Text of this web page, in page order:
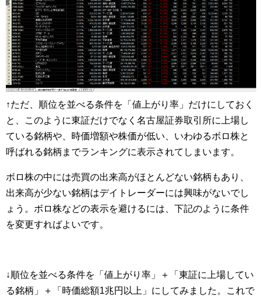
↑ただ、順位を並べる条件を「値上がり率」だけにしておく
と、このように東証だけでなく名古屋証券取引所に上場し
ている銘柄や、時価増額や株価が低い、いわゆるボロ株と
呼ばれる銘柄までランキングに表示されてしまいます。
ボロ株の中には売買の出来高がほとんどない銘柄もあり、
出来高が少ない銘柄はデイトレーダーには興味がないでし
ょう。ボロ株などの表示を避けるには、下記のように条件
を変更すればよいです。
↓順位を並べる条件を「値上がり率」＋「東証に上場してい
る銘柄」＋「時価総額1兆円以上」にしてみました。これで